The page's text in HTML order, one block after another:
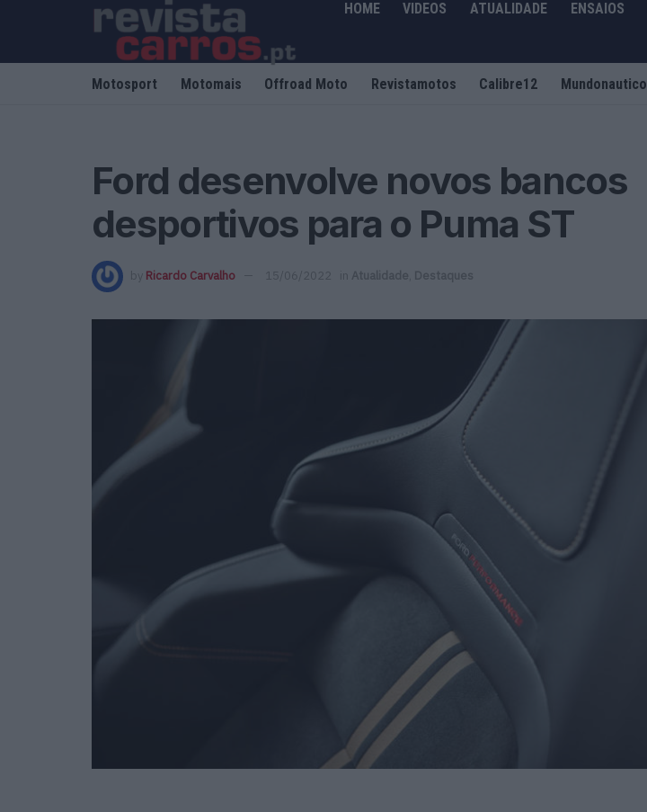
HOME VIDEOS ATUALIDADE ENSAIOS
Motosport Motomais Offroad Moto Revistamotos Calibre12 Mundonautico
Ford desenvolve novos bancos
desportivos para o Puma ST
by Ricardo Carvalho 15/06/2022 in Atualidade Destaques